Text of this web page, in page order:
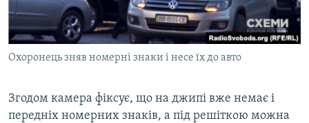
Охоронець зняв номерні знаки і несе їх до авто
Згодом камера фіксує, що на джипі вже немає і
передніх номерних знаків, а під решіткою можна